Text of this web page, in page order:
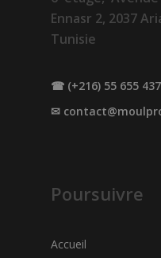
Ennasr 2, 2037
Tunisie
☎ (+216) 55 655 437
✉
Poursuivre
Accueil